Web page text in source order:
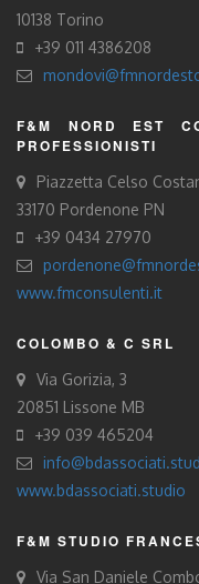
10138 Torino
+39 011 4386208
F&M NORD EST
PROFESSIONISTI
Piazzetta Celso
33170 Pordenone PN
+39 0434 27970
www.fmconsulenti.it
COLOMBO & C SRL
Via Gorizia, 3
20851 Lissone MB
+39 039 465204
www.bdassociati.studio
F&M STUDIO
Via San Daniele